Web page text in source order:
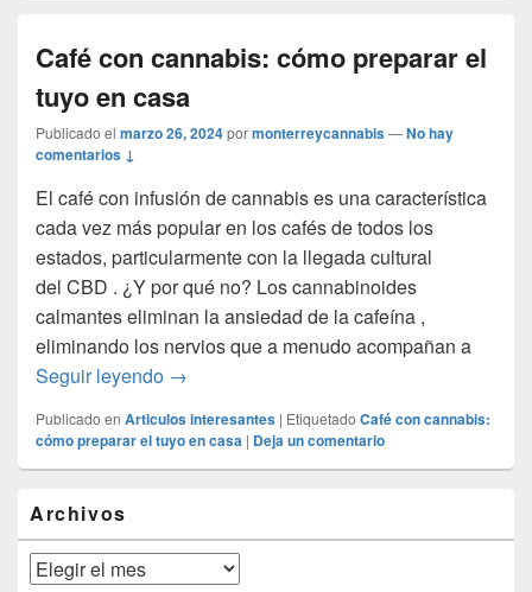
Café con cannabis: cómo preparar el
tuyo en casa
Publicado el marzo 26, 2024pormonterreycannabis—No hay
comentarios ↓
El café con infusión de cannabis es una característica
cada vez más popular en los cafés de todos los
estados, particularmente con la llegada cultural
del CBD . ¿Y por qué no? Los cannabinoides
calmantes eliminan la ansiedad de la cafeína ,
eliminando los nervios que a menudo acompañan a
Seguir leyendo Café con cannabis: cómo preparar el tuyo
→
Publicado en Articulos interesantes | Etiquetado Café con cannabis:
cómo preparar el tuyo en casa | Deja un comentario
área
de
widget
barra
Archivos
Archivos